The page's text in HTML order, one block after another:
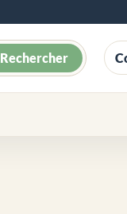
Rechercher